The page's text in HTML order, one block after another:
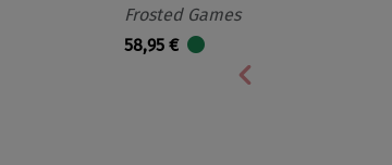
Frosted Games
58,95 €
Vorherige